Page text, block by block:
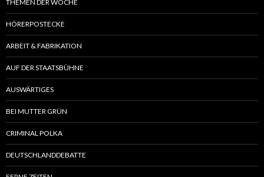
THEMEN DER WOCHE
HÖRERPOSTECKE
ARBEIT & FABRIKATION
AUF DER STAATSBÜHNE
AUSWÄRTIGES
BEI MUTTER GRÜN
CRIMINAL POLKA
DEUTSCHLANDDEBATTE